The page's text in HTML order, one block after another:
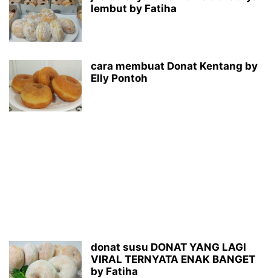
lembut by Fatiha
cara membuat Donat Kentang by
Elly Pontoh
donat susu DONAT YANG LAGI
VIRAL TERNYATA ENAK BANGET
by Fatiha